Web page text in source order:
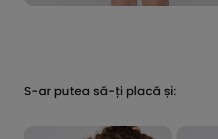
S-ar putea să-ți placă și: